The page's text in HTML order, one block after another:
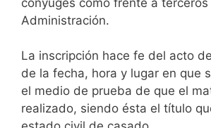
Administración.
La inscripción hace fe del acto
de la fecha, hora y lugar en que
el medio de prueba de que el
realizado, siendo ésta el título